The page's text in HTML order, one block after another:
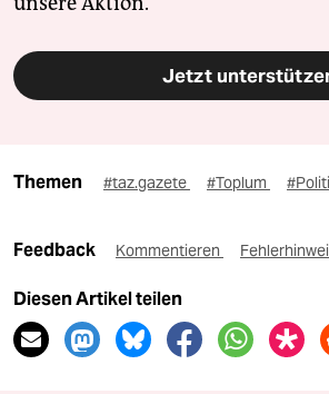
Jetzt
Themen #taz.gazete #Toplum
Feedback Kommentieren
Diesen Artikel teilen